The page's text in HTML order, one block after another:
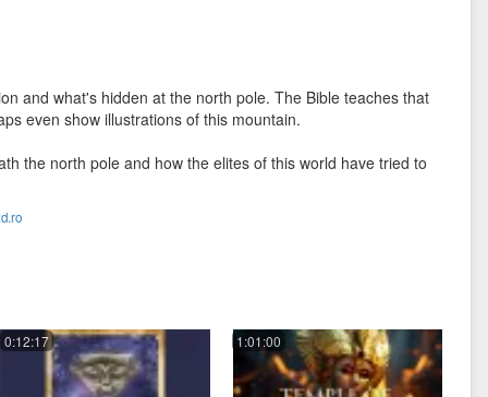
and what's hidden at the north pole. The Bible teaches that
even show illustrations of this mountain.
the north pole and how the elites of this world have tried to
neither have entered into the heart of man, the things which
0:12:17 1:01:00